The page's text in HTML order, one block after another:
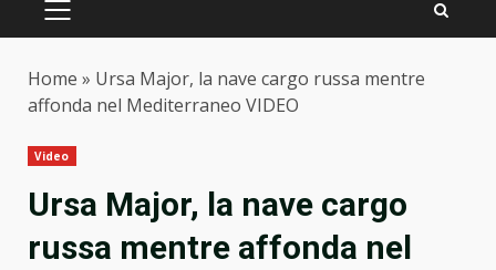
PRIMARY
Home » Ursa Major, la nave cargo russa mentre
affonda nel Mediterraneo VIDEO
Video
Ursa Major, la nave cargo
russa mentre affonda nel